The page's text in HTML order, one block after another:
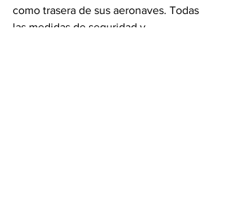
como trasera de sus aeronaves. Todas
las medidas de seguridad y